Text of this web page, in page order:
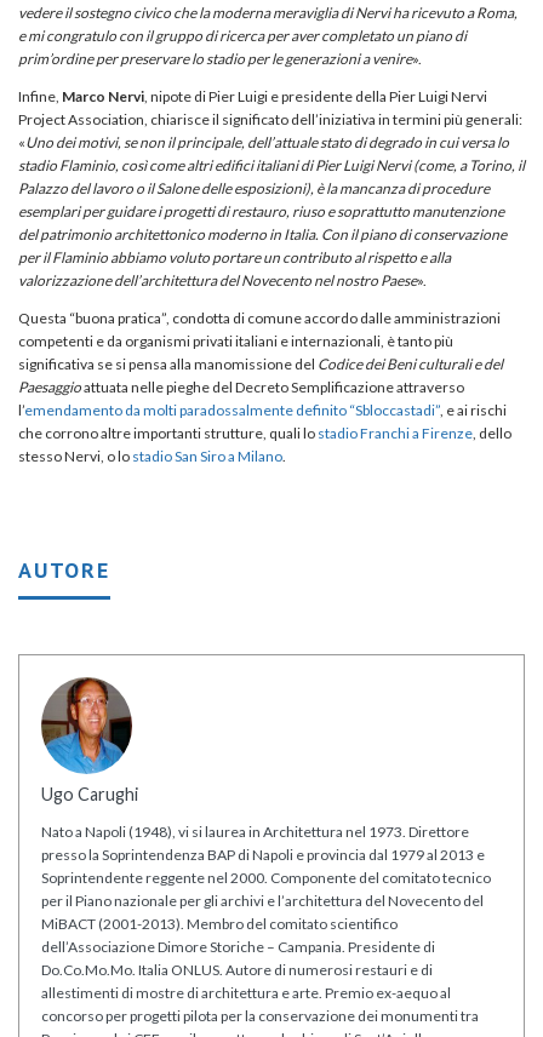
vedere il sostegno civico che la moderna meraviglia di Nervi ha ricevuto a Roma,
e mi congratulo con il gruppo di ricerca per aver completato un piano di
prim’ordine per preservare lo stadio per le generazioni a venire».
Infine, Marco Nervi , nipote di Pier Luigi e presidente della Pier Luigi Nervi
Project Association, chiarisce il significato dell’iniziativa in termini più generali:
«Uno dei motivi, se non il principale, dell’attuale stato di degrado in cui versa lo
stadio Flaminio, così come altri edifici italiani di Pier Luigi Nervi (come, a Torino, il
Palazzo del lavoro o il Salone delle esposizioni), è la mancanza di procedure
esemplari per guidare i progetti di restauro, riuso e soprattutto manutenzione
del patrimonio architettonico moderno in Italia. Con il piano di conservazione
per il Flaminio abbiamo voluto portare un contributo al rispetto e alla
valorizzazione dell’architettura del Novecento nel nostro Paese».
Questa “buona pratica”, condotta di comune accordo dalle amministrazioni
competenti e da organismi privati italiani e internazionali, è tanto più
significativa se si pensa alla manomissione del Codice dei Beni culturali e del
Paesaggioattuata nelle pieghe del Decreto Semplificazione attraverso
l’emendamento da molti paradossalmente definito “Sbloccastadi” , e ai rischi
che corrono altre importanti strutture, quali lo stadio Franchi a Firenze , dello
stesso Nervi, o lo stadio San Siro a Milano
AUTORE
Ugo Carughi
Nato a Napoli (1948), vi si laurea in Architettura nel 1973. Direttore
presso la Soprintendenza BAP di Napoli e provincia dal 1979 al 2013 e
Soprintendente reggente nel 2000. Componente del comitato tecnico
per il Piano nazionale per gli archivi e l’architettura del Novecento del
MiBACT (2001-2013). Membro del comitato scientifico
dell’Associazione Dimore Storiche – Campania. Presidente di
Do.Co.Mo.Mo. Italia ONLUS. Autore di numerosi restauri e di
allestimenti di mostre di architettura e arte. Premio ex-aequo al
concorso per progetti pilota per la conservazione dei monumenti tra